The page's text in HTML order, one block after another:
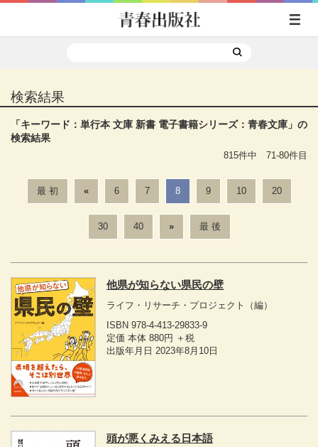
検索結果
「キーワード：単行本 文庫 新書 電子書籍シリーズ：青春文庫 」の
検索結果
815件中 71-80件目
最 初 « 6 7 8 9 10 20
30 40 » 最 後
他県が知らない県民の壁
ライフ・リサーチ・プロジェクト
（編）
ISBN 978-4-413-29833-9
定価 本体 880円 ＋税
出版年月日 2023年8月10日
頭が悪くみえる日本語